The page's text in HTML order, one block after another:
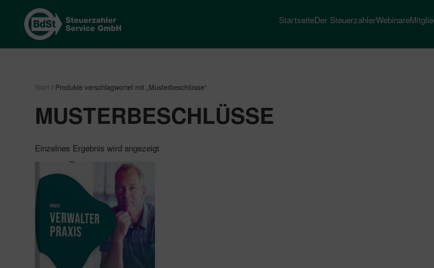
StartseiteDer SteuerzahlerWebinare
Start / Produkte verschlagwortet mit „Musterbeschlüsse“
MUSTERBESCHLÜSSE
Einzelnes Ergebnis wird angezeigt